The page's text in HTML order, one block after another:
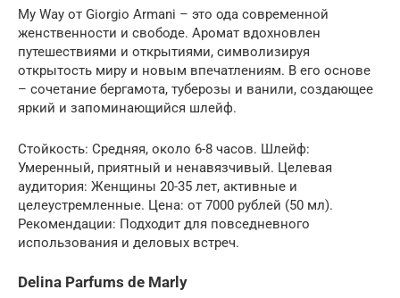
My Way от Giorgio Armani – это ода современной
женственности и свободе. Аромат вдохновлен
путешествиями и открытиями, символизируя
открытость миру и новым впечатлениям. В его основе
– сочетание бергамота, туберозы и ванили, создающее
яркий и запоминающийся шлейф.
Стойкость: Средняя, около 6-8 часов. Шлейф:
Умеренный, приятный и ненавязчивый. Целевая
аудитория: Женщины 20-35 лет, активные и
целеустремленные. Цена: от 7000 рублей (50 мл).
Рекомендации: Подходит для повседневного
использования и деловых встреч.
Delina Parfums de Marly